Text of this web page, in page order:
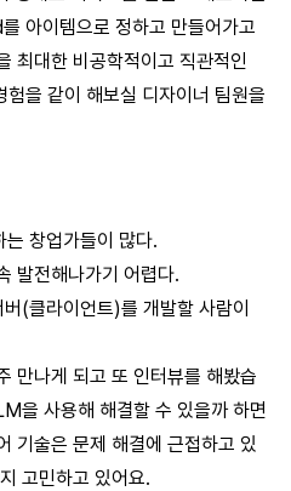
아이템으로 정하고 만들어가고
최대한 비공학적이고 직관적인
을 같이 해보실 디자이너 팀원을
창업가들이 많다.
발전해나가기 어렵다.
(클라이언트)를 개발할 사람이
만나게 되고 또 인터뷰를 해봤습
을 사용해 해결할 수 있을까 하면
기술은 문제 해결에 근접하고 있
고민하고 있어요.